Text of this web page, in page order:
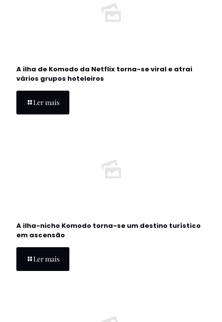
A ilha de Komodo da Netflix torna-se viral e atrai
vários grupos hoteleiros
Ler mais
A ilha-nicho Komodo torna-se um destino turístico
em ascensão
Ler mais